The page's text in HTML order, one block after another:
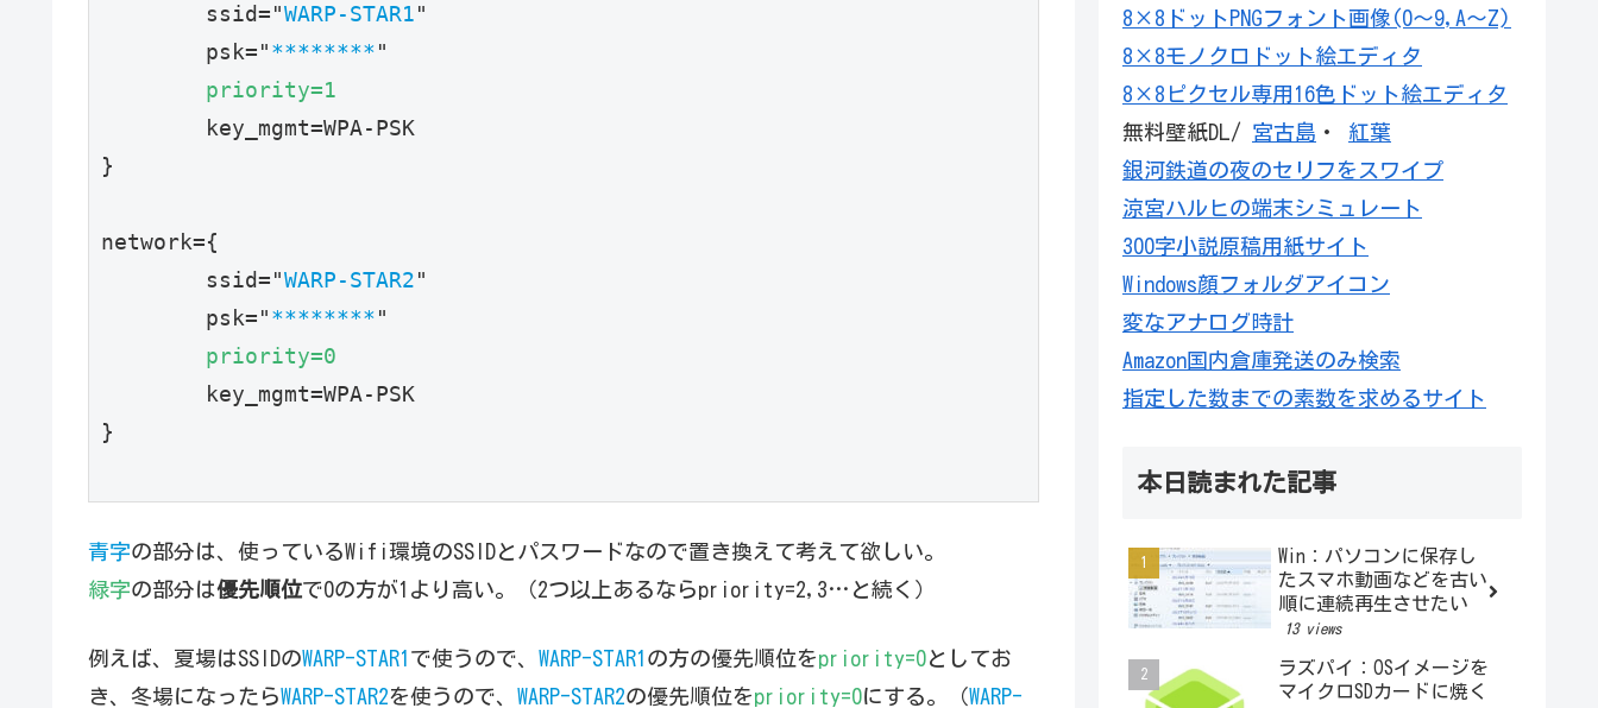
        ssid="
WARP-STAR1"
        psk="
********"
priority=1
        key_mgmt=WPA-PSK
}
network={
        ssid="
WARP-STAR2"
        psk="
********"
priority=0
        key_mgmt=WPA-PSK
}
青字の部分は、使っているWifi環境のSSIDとパスワードなので置き換えて考えて欲しい。
緑字の部分は優先順位で0の方が1より高い。（2つ以上あるならpriority=2,3…と続く）
例えば、夏場はSSIDのWARP-STAR1 で使うので、 WARP-STAR1 の方の優先順位をpriority=0としてお
き、冬場になったらWARP-STAR2を使うので、 WARP-STAR2の優先順位をpriority=0にする。（WARP-
8×8ドットPNGフォント画像(0～9,A～Z)
8×8モノクロドット絵エディタ
8×8ピクセル専用16色ドット絵エディタ
無料壁紙DL/ 宮古島 ・ 紅葉
銀河鉄道の夜のセリフをスワイプ
涼宮ハルヒの端末シミュレート
300字小説原稿用紙サイト
Windows顔フォルダアイコン
変なアナログ時計
Amazon国内倉庫発送のみ検索
指定した数までの素数を求めるサイト
本日読まれた記事
Win：パソコンに保存し
たスマホ動画などを古い
順に連続再生させたい
13 views
ラズパイ：OSイメージを
マイクロSDカードに焼く